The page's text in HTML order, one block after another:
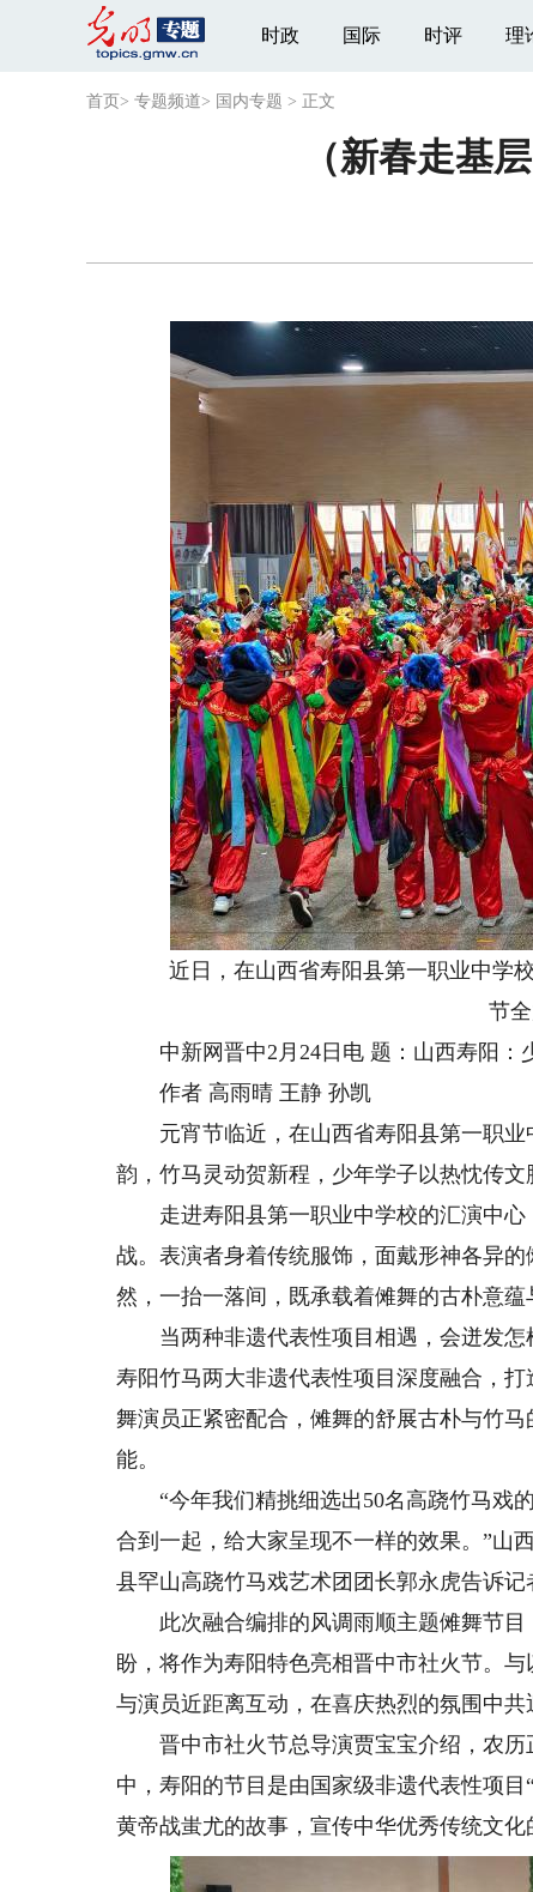
时政 国际 时评 理
首页 > 专题频道> 国内专题 > 正文
（新春走基
近日，在山西省寿阳县第一职业中学校
节
中新网晋中2月24日电 题：山西寿阳：
作者 高雨晴 王静 孙凯
元宵节临近，在山西省寿阳县第一职业
韵，竹马灵动贺新程，少年学子以热忱传
走进寿阳县第一职业中学校的汇演中心
战。表演者身着传统服饰，面戴形神各异
然，一抬一落间，既承载着傩舞的古朴意
当两种非遗代表性项目相遇，会迸发怎
寿阳竹马两大非遗代表性项目深度融合，
舞演员正紧密配合，傩舞的舒展古朴与竹
能。
“今年我们精挑细选出50名高跷竹马戏
合到一起，给大家呈现不一样的效果。”山
县罕山高跷竹马戏艺术团团长郭永虎告诉记
此次融合编排的风调雨顺主题傩舞节目
盼，将作为寿阳特色亮相晋中市社火节。
与演员近距离互动，在喜庆热烈的氛围中共
晋中市社火节总导演贾宝宝介绍，农历
中，寿阳的节目是由国家级非遗代表性项
黄帝战蚩尤的故事，宣传中华优秀传统文化